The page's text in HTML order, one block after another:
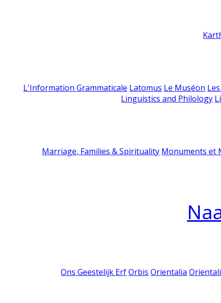
L'Information Grammaticale Latomus Le Muséon
Linguistics and Philology
Marriage, Families & Spirituality Monuments et
Ons Geestelijk Erf Orbis Orientalia